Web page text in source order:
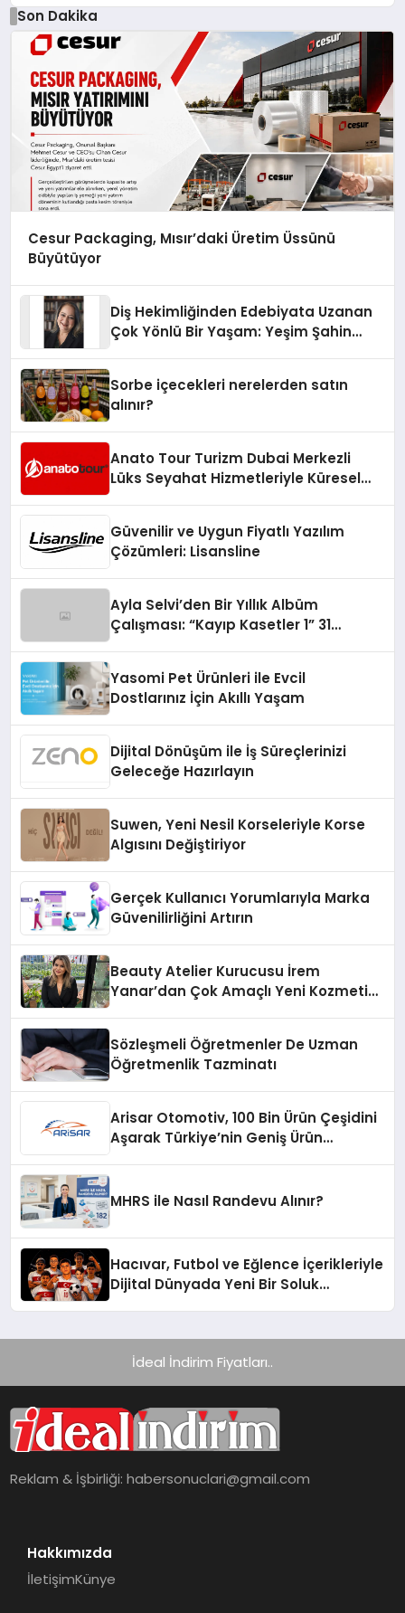
Son Dakika
Cesur Packaging, Mısır’daki Üretim Üssünü
Büyütüyor
Diş Hekimliğinden Edebiyata Uzanan
Çok Yönlü Bir Yaşam: Yeşim Şahin
Sorbe içecekleri nerelerden satın
alınır?
Anato Tour Turizm Dubai Merkezli
Lüks Seyahat Hizmetleriyle Küresel
Güvenilir ve Uygun Fiyatlı Yazılım
Çözümleri: Lisansline
Ayla Selvi’den Bir Yıllık Albüm
Çalışması: “Kayıp Kasetler 1” 31
Yasomi Pet Ürünleri ile Evcil
Dostlarınız İçin Akıllı Yaşam
Dijital Dönüşüm ile İş Süreçlerinizi
Geleceğe Hazırlayın
Suwen, Yeni Nesil Korseleriyle Korse
Algısını Değiştiriyor
Gerçek Kullanıcı Yorumlarıyla Marka
Güvenilirliğini Artırın
Beauty Atelier Kurucusu İrem
Yanar’dan Çok Amaçlı Yeni Kozmetik
Sözleşmeli Öğretmenler De Uzman
Öğretmenlik Tazminatı
Arisar Otomotiv, 100 Bin Ürün Çeşidini
Aşarak Türkiye’nin Geniş Ürün
MHRS ile Nasıl Randevu Alınır?
Hacıvar, Futbol ve Eğlence İçerikleriyle
Dijital Dünyada Yeni Bir Soluk
İdeal İndirim Fiyatları..
Reklam & İşbirliği:habersonuclari@gmail.com
Hakkımızda
İletişimKünye